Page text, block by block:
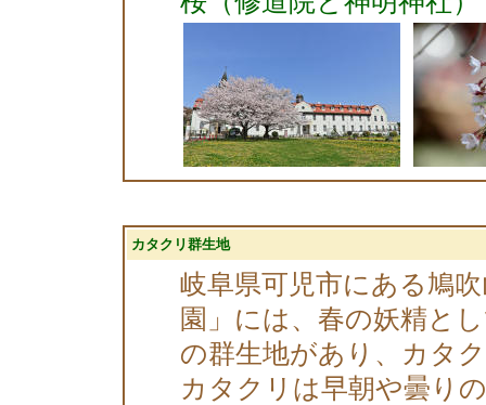
カタクリ群生地
岐阜県可児市にある鳩
園」には、春の妖精と
の群生地があり、カタ
カタクリは早朝や曇り